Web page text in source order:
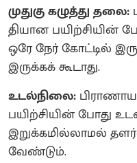
முதுகு கழுத்து தலை:
தியான பயிற்சியின்
ஒரே நேர் கோட்டில்
இருக்கக் கூடாது.
உடல்நிலை:
பயிற்சியின் போது
இறுக்கமில்லாமல்
வேண்டும்.